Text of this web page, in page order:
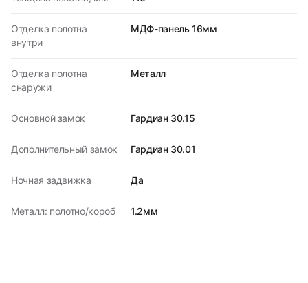
Отделка полотна
внутри
МДФ-панель 16мм
Отделка полотна
снаружи
Металл
Основной замок Гардиан 30.15
Дополнительный замок Гардиан 30.01
Ночная задвижка Да
Металл: полотно/короб 1.2мм